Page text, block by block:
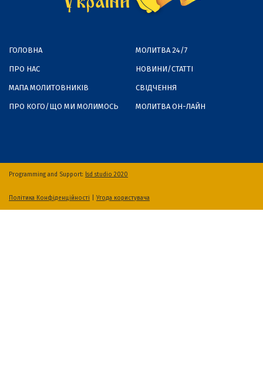
ГОЛОВНА
ПРО НАС
МАПА МОЛИТОВНИКІВ
ПРО КОГО/ЩО МИ МОЛИМОСЬ
МОЛИТВА 24/7
НОВИНИ/СТАТТІ
СВІДЧЕННЯ
МОЛИТВА ОН-ЛАЙН
Programming and Support: lsd studio 2020
Політика Конфіденційності Угода користувача